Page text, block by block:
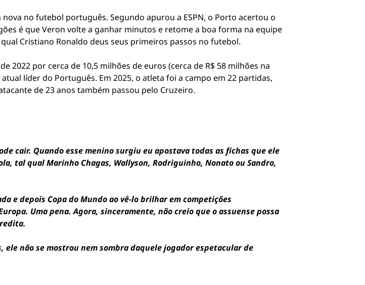
no futebol português. Segundo apurou a ESPN, o Porto acertou o
é que Veron volte a ganhar minutos e retome a boa forma na equipe
Cristiano Ronaldo deus seus primeiros passos no futebol.
2022 por cerca de 10,5 milhões de euros (cerca de R$ 58 milhões na
líder do Português. Em 2025, o atleta foi a campo em 22 partidas,
de 23 anos também passou pelo Cruzeiro.
cair. Quando esse menino surgiu eu apostava todas as fichas que ele
tal qual Marinho Chagas, Wallyson, Rodriguinho, Nonato ou Sandro,
e depois Copa do Mundo ao vê-lo brilhar em competições
Uma pena. Agora, sinceramente, não creio que o assuense possa
não se mostrou nem sombra daquele jogador espetacular de